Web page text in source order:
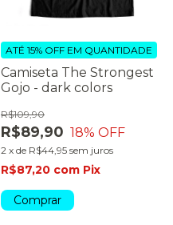
Camiseta The Strongest
Gojo - dark colors
R$89,90
R$109,90
18% OFF
2 x de R$44,95 sem juros
ATÉ 15% OFF EM QUANTIDADE
R$87,20 com Pix
Comprar